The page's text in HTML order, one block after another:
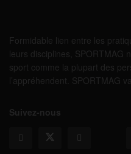
Formidable lien entre les
leurs disciplines, SPORTMAG
sport comme la plupart des
l’appréhendent. SPORTMAG
Suivez-nous